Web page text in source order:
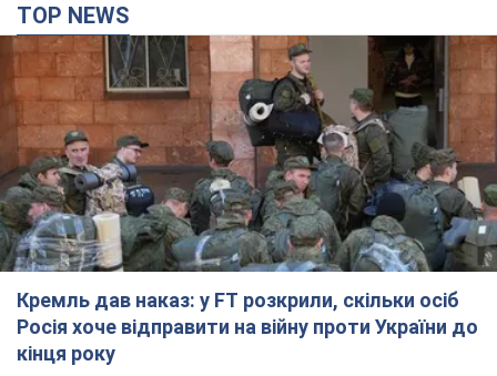
TOP NEWS
Кремль дав наказ: у FT розкрили, скільки осіб
Росія хоче відправити на війну проти України до
кінця року